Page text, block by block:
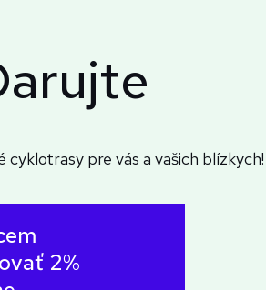
pre vás a vašich blízkych!
2%